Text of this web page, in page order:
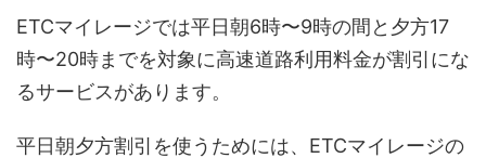
ETCマイレージでは平日朝6時〜9時の間と夕方17
時〜20時までを対象に高速道路利用料金が割引にな
るサービスがあります。
平日朝夕方割引を使うためには、ETCマイレージの